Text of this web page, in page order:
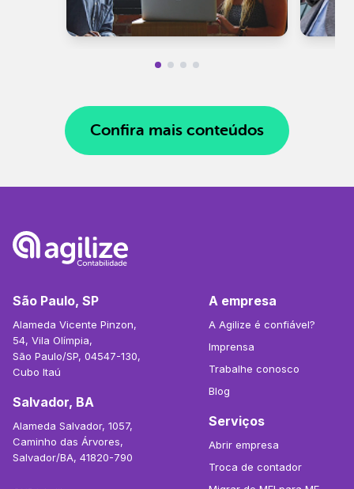
Confira mais conteúdos
São Paulo, SP
Alameda Vicente Pinzon,
54, Vila Olímpia,
São Paulo/SP, 04547-130,
Cubo Itaú
Salvador, BA
Alameda Salvador, 1057,
Caminho das Árvores,
Salvador/BA, 41820-790
A empresa
A Agilize é confiável?
Imprensa
Trabalhe conosco
Blog
Serviços
Abrir empresa
Troca de contador